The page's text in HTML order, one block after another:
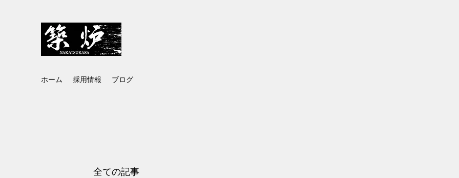
ホーム 採用情報 ブログ
全ての記事